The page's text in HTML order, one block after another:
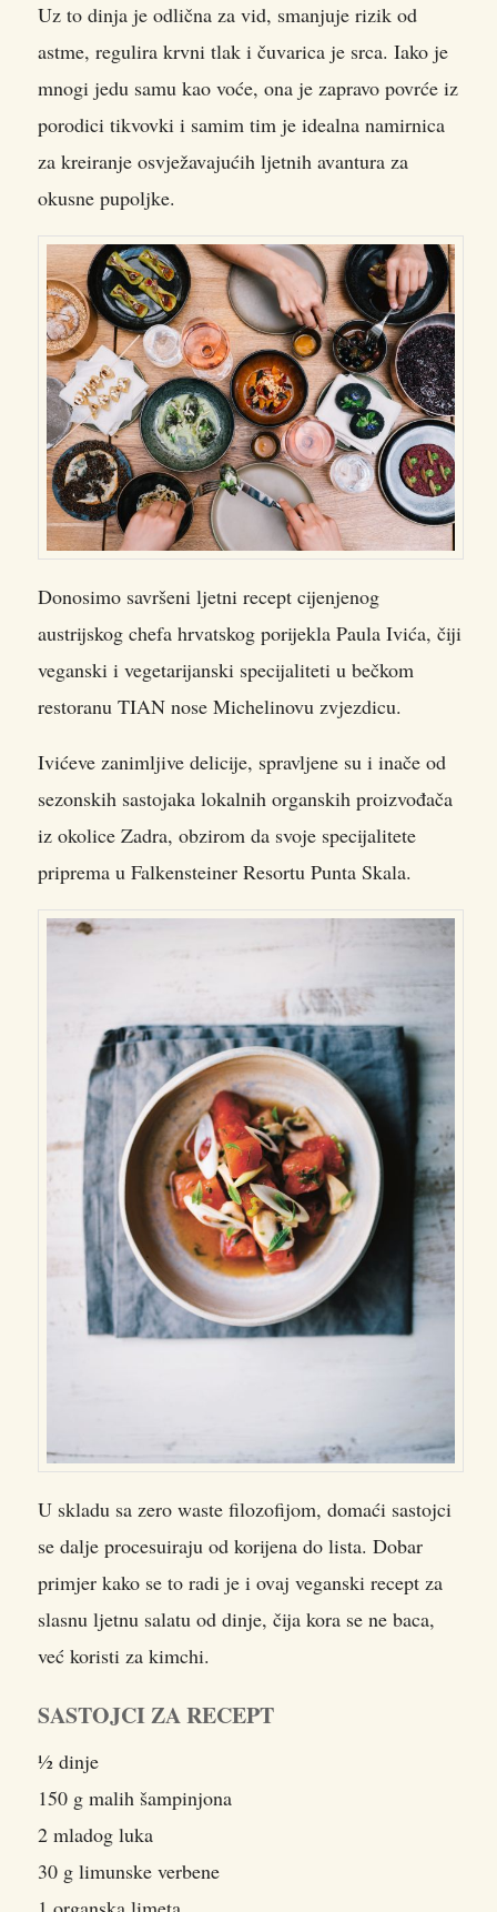
Uz to dinja je odlična za vid, smanjuje rizik od
astme, regulira krvni tlak i čuvarica je srca. Iako je
mnogi jedu samu kao voće, ona je zapravo povrće iz
porodici tikvovki i samim tim je idealna namirnica
za kreiranje osvježavajućih ljetnih avantura za
okusne pupoljke.
Donosimo savršeni ljetni recept cijenjenog
austrijskog chefa hrvatskog porijekla Paula Ivića, čiji
veganski i vegetarijanski specijaliteti u bečkom
restoranu TIAN nose Michelinovu zvjezdicu.
Ivićeve zanimljive delicije, spravljene su i inače od
sezonskih sastojaka lokalnih organskih proizvođača
iz okolice Zadra, obzirom da svoje specijalitete
priprema u Falkensteiner Resortu Punta Skala.
U skladu sa zero waste filozofijom, domaći sastojci
se dalje procesuiraju od korijena do lista. Dobar
primjer kako se to radi je i ovaj veganski recept za
slasnu ljetnu salatu od dinje, čija kora se ne baca,
već koristi za kimchi.
SASTOJCI ZA RECEPT
½ dinje
150 g malih šampinjona
2 mladog luka
30 g limunske verbene